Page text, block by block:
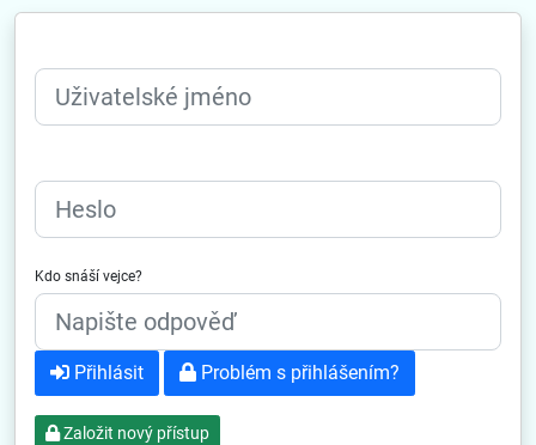
Kdo snáší vejce?
Přihlásit Problém s přihlášením?
Založit nový přístup